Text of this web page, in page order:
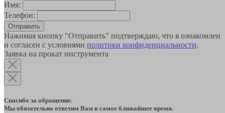
Имя:
Телефон:
Отправить
Нажимая кнопку "Отправить" подтверждаю, что я ознакомлен
и согласен с условиями политики конфиденциальности.
Заявка на прокат инструмента
Спасибо за обращение.
Мы обязательно ответим Вам в самое ближайшее время.